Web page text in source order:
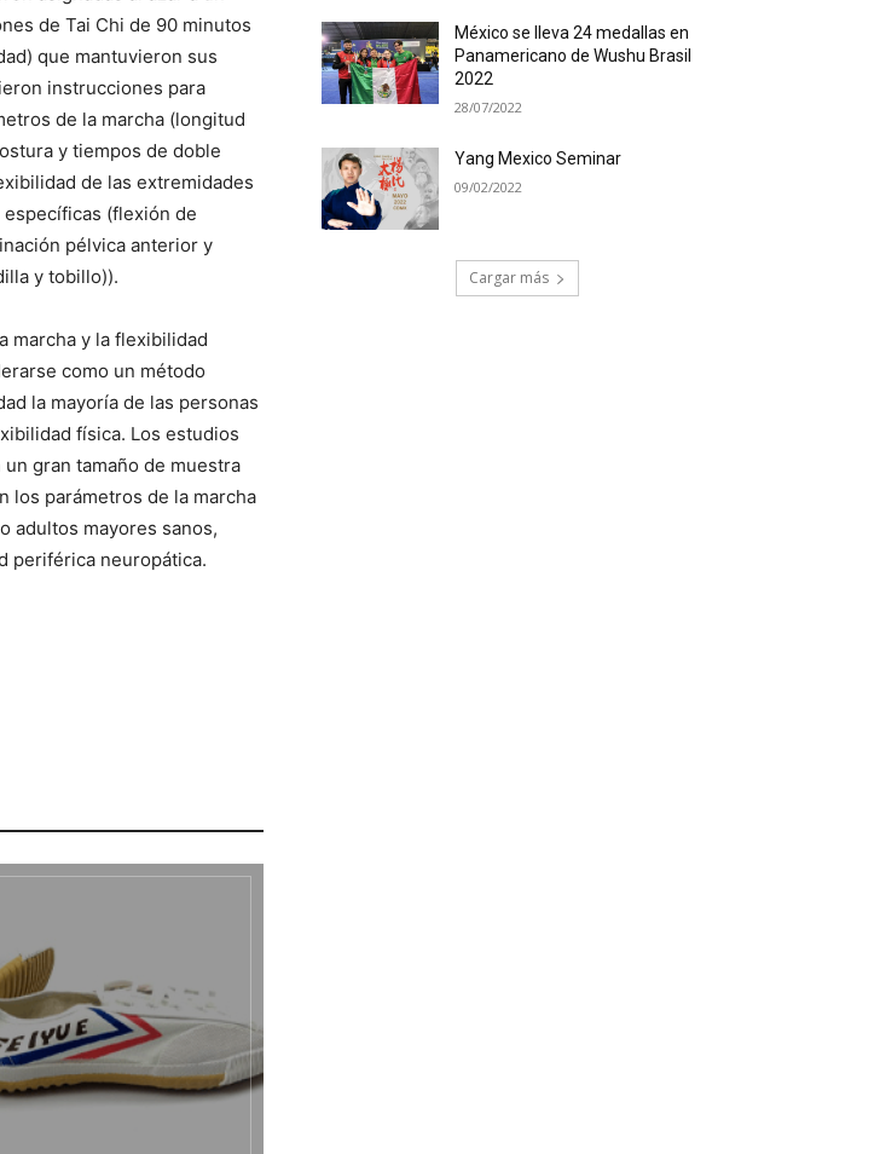
de Tai Chi de 90 minutos
que mantuvieron sus
instrucciones para
de la marcha (longitud
y tiempos de doble
de las extremidades
(flexión de
pélvica anterior y
y tobillo)).
marcha y la flexibilidad
como un método
la mayoría de las personas
física. Los estudios
gran tamaño de muestra
los parámetros de la marcha
adultos mayores sanos,
periférica neuropática.
México se lleva 24 medallas en
Panamericano de Wushu Brasil
2022
28/07/2022
Yang Mexico Seminar
09/02/2022
Cargar más